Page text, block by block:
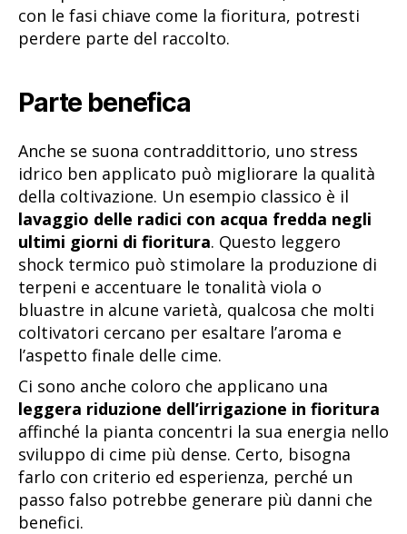
con le fasi chiave come la fioritura, potresti
perdere parte del raccolto.
Parte benefica
Anche se suona contraddittorio, uno stress
idrico ben applicato può migliorare la qualità
della coltivazione. Un esempio classico è il
lavaggio delle radici con acqua fredda negli
ultimi giorni di fioritura. Questo leggero
shock termico può stimolare la produzione di
terpeni e accentuare le tonalità viola o
bluastre in alcune varietà, qualcosa che molti
coltivatori cercano per esaltare l’aroma e
l’aspetto finale delle cime.
Ci sono anche coloro che applicano una
leggera riduzione dell’irrigazione in fioritura
affinché la pianta concentri la sua energia nello
sviluppo di cime più dense. Certo, bisogna
farlo con criterio ed esperienza, perché un
passo falso potrebbe generare più danni che
benefici.